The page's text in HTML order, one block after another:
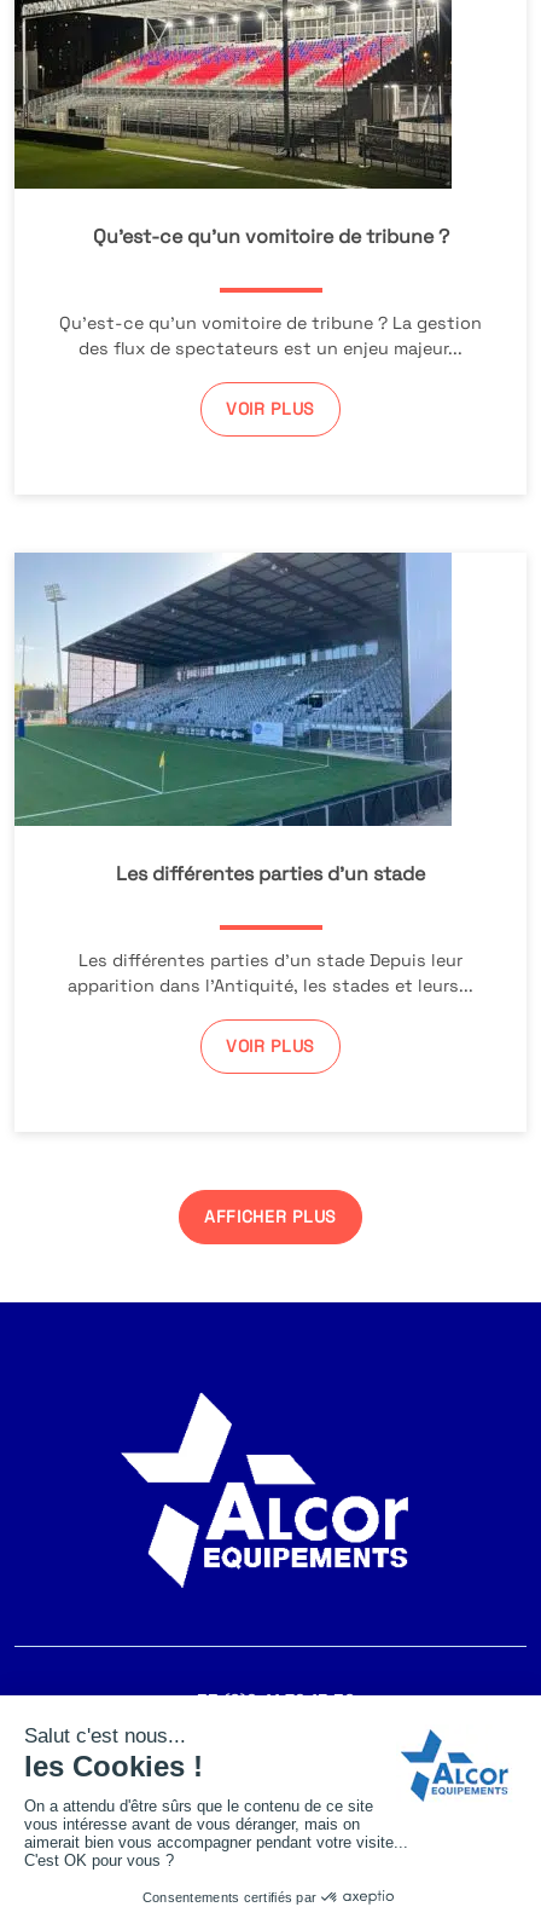
Qu’est-ce qu’un vomitoire de tribune ?
Qu’est-ce qu’un vomitoire de tribune ? La gestion
des flux de spectateurs est un enjeu majeur...
VOIR PLUS
Les différentes parties d’un stade
Les différentes parties d’un stade Depuis leur
apparition dans l’Antiquité, les stades et leurs...
VOIR PLUS
AFFICHER PLUS
contact@alcor-equipements.fr
Mentions légales